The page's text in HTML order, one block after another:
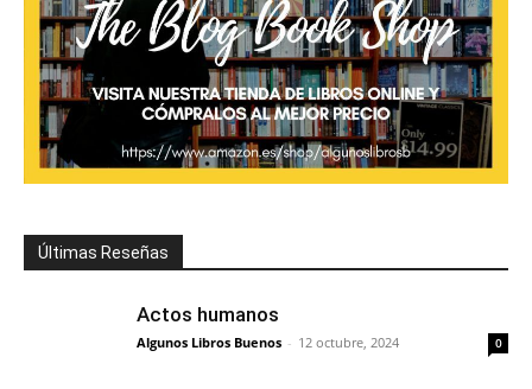
Últimas Reseñas
Actos humanos
Algunos Libros Buenos - 12 octubre, 2024 0